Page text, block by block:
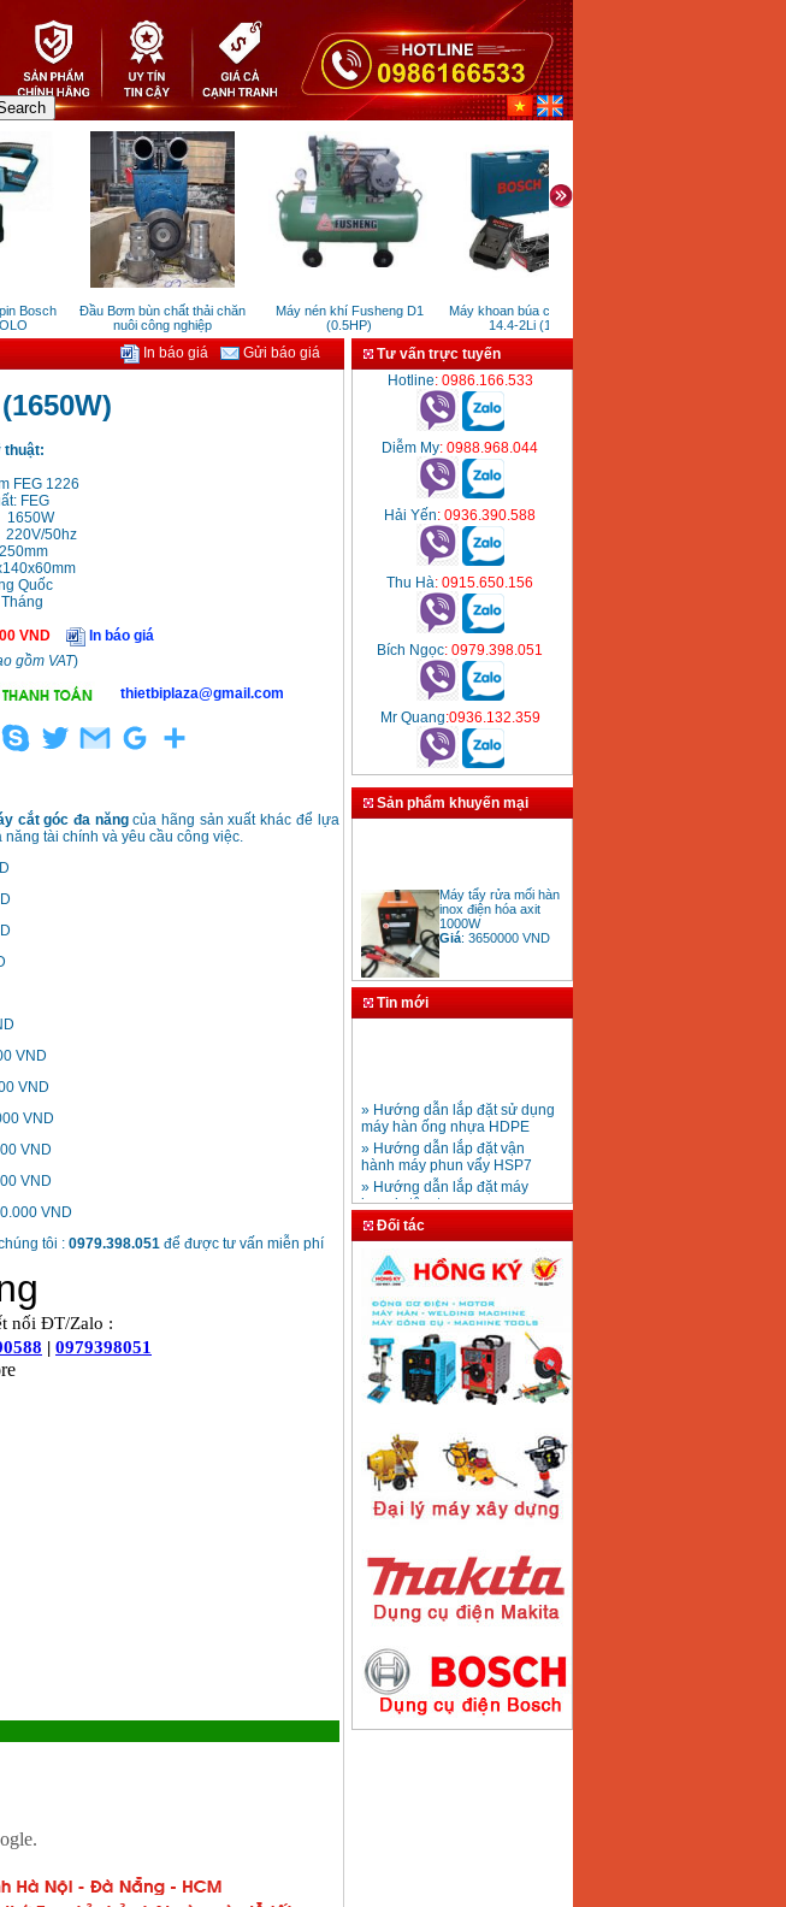
Bosch
Đầu Bơm bùn chất thải chăn
nuôi công nghiệp
Máy nén khí Fusheng D1
(0.5HP)
Máy khoan búa chạy pin GSB
14.4-2Li (14.4V)
In báo giá Gửi báo giá
thuật:
FEG 1226
FEG
220V/50hz
Quốc
VND
In báo giá
gồm VAT)
thietbiplaza@gmail.com
cắt góc đa năngcủa hãng sản xuất khác để lựa
tài chính và yêu cầu công việc.
VND
VND
VND
VND
VND
VND
tôi : 0979.398.051để được tư vấn miễn phí
Tư vấn trực tuyến
Hotline: 0986.166.533
Diễm My: 0988.968.044
Hải Yến: 0936.390.588
Thu Hà: 0915.650.156
Bích Ngọc: 0979.398.051
Mr Quang:0936.132.359
Sản phẩm khuyến mại
inox điện hóa axit
1000W
Giá:3650000
Mũi khoan rút lõi bê
tông D20-D350
Giá:330000VND
Giá:3290000VND
Máy hàn que Hồng
ký Jet SR200R
Giá:2350000 VND
Máy hàn que điện tử
Hồng ký HK 200Z
Giá:2770000 VND
Máy hàn que điện tử
Hồng Ký HKM200D
Giá:2890000 VND
Máy hàn que điện tử
Tin mới
» Hướng dẫn lắp đặt sử dụng
máy hàn ống nhựa HDPE
» Hướng dẫn lắp đặt vận
hành máy phun vẩy HSP7
» Hướng dẫn lắp đặt máy
bơm ly tâm trục ngang
» Máy nén khí Jetman
» HDSD Máy Hàn Ống Nhựa
HDPE quay tay thủy lực
» Đại lý bán Máy hàn
DONSUN Thượng Hải
» Máy khoan rút lõi cầm tay
chạy điện pin
» Hình thức thanh toán tại
Thiết Bị Plaza
» Máy ổn áp, máy biến áp
Fushin
cắt kim loại Plasma
Đối tác